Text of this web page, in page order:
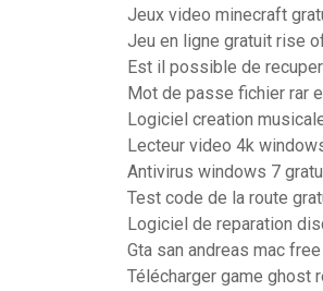
Jeux video minecraft
Jeu en ligne gratuit rise
Est il possible de
Mot de passe fichier rar
Logiciel creation
Lecteur video 4k
Antivirus windows 7
Test code de la route
Logiciel de reparation
Gta san andreas mac free
Télécharger game ghost